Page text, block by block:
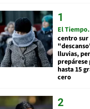
El Tiempo
centro
lluvias,
hasta 15
cero